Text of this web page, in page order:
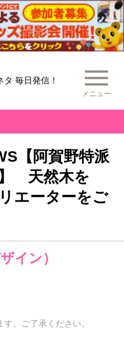
タ 毎日発信！
メニュー
【阿賀野特派
天然木を
エーターをご
イン）
。ご了承ください。